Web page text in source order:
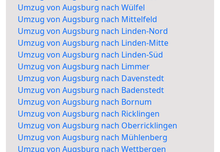
Umzug von Augsburg nach Wülfel
Umzug von Augsburg nach Mittelfeld
Umzug von Augsburg nach Linden-Nord
Umzug von Augsburg nach Linden-Mitte
Umzug von Augsburg nach Linden-Süd
Umzug von Augsburg nach Limmer
Umzug von Augsburg nach Davenstedt
Umzug von Augsburg nach Badenstedt
Umzug von Augsburg nach Bornum
Umzug von Augsburg nach Ricklingen
Umzug von Augsburg nach Oberricklingen
Umzug von Augsburg nach Mühlenberg
Umzug von Augsburg nach Wettbergen